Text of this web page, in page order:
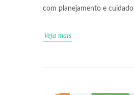
com planejamento e cuidado
Veja mais